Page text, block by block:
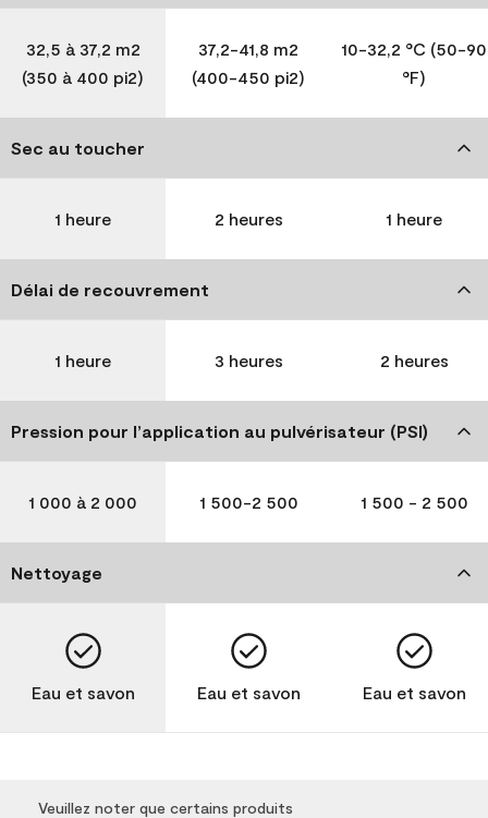
32,5 à 37,2 m2
(350 à 400 pi2)
37,2-41,8 m2
(400-450 pi2)
10-32,2 °C (50-90
°F)
Sec au toucher
1 heure 2 heures 1 heure
Délai de recouvrement
1 heure 3 heures 2 heures
Pression pour l’application au pulvérisateur (PSI)
1 000 à 2 000 1 500-2 500 1 500 - 2 500
Nettoyage
Eau et savon Eau et savon Eau et savon
Veuillez noter que certains produits